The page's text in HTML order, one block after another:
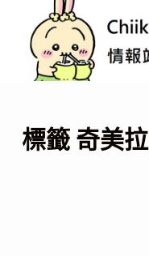
容
標籤奇美拉